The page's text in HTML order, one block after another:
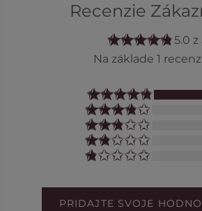
Recenzie
5.0 z
Na základe 1
PRIDAJTE SVOJE